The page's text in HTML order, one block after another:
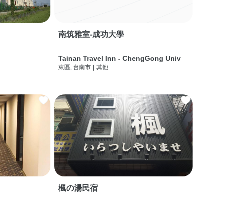
南筑雅室-成功大學
Tainan Travel Inn - ChengGong Univ
東區, 台南市 其他
楓の湯民宿